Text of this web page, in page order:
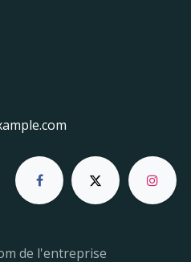
de l'entreprise